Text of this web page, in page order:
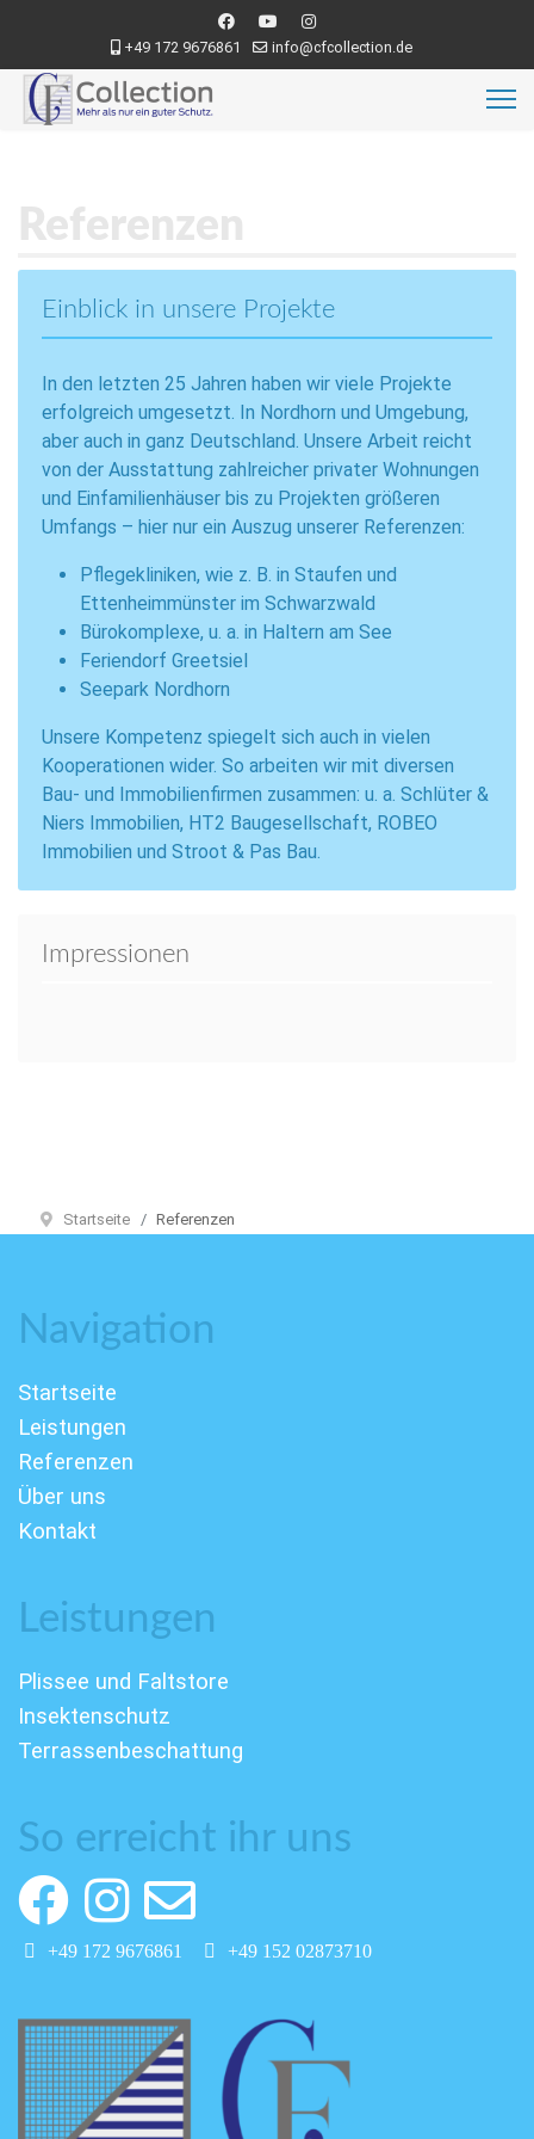
+49 172 9676861 info@cfcollection.de
Referenzen
Einblick in unsere Projekte
In den letzten 25 Jahren haben wir viele Projekte
erfolgreich umgesetzt. In Nordhorn und Umgebung,
aber auch in ganz Deutschland. Unsere Arbeit reicht
von der Ausstattung zahlreicher privater Wohnungen
und Einfamilienhäuser bis zu Projekten größeren
Umfangs – hier nur ein Auszug unserer Referenzen:
Pflegekliniken, wie z. B. in Staufen und
Ettenheimmünster im Schwarzwald
Bürokomplexe, u. a. in Haltern am See
Feriendorf Greetsiel
Seepark Nordhorn
Unsere Kompetenz spiegelt sich auch in vielen
Kooperationen wider. So arbeiten wir mit diversen
Bau- und Immobilienfirmen zusammen: u. a. Schlüter &
Niers Immobilien, HT2 Baugesellschaft, ROBEO
Immobilien und Stroot & Pas Bau.
Impressionen
Startseite Referenzen
Navigation
Startseite
Leistungen
Referenzen
Über uns
Kontakt
Leistungen
Plissee und Faltstore
Insektenschutz
Terrassenbeschattung
So erreicht ihr uns
+49 172 9676861 +49 152 02873710